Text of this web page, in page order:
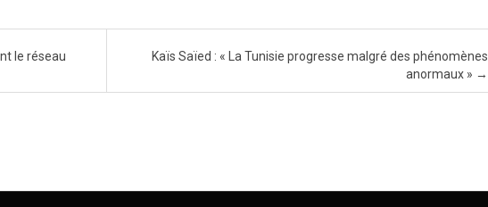
le réseau
Kaïs Saïed : « La Tunisie progresse malgré des phénomènes
anormaux » →